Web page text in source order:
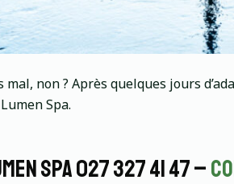
mal, non ? Après quelques jours
Spa.
SPA 027 327 41 47 –